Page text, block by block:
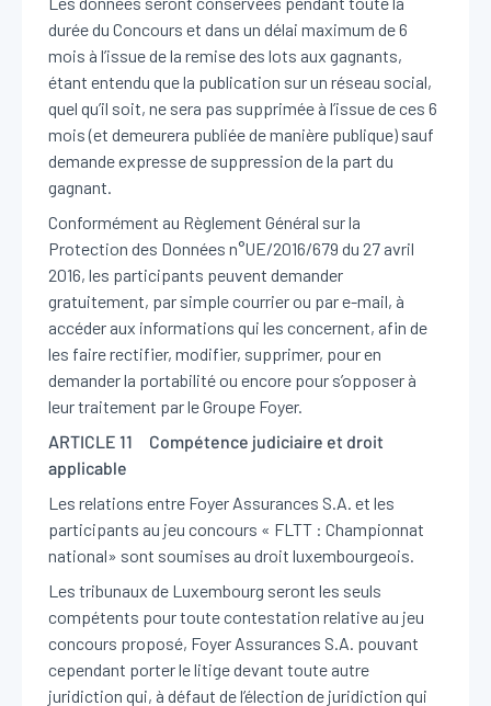
en comprenant comment vous arrivez sur notre site.
Proposer des offres et services personnalisés et en
suivre les performances. Partager des informations avec
les réseaux sociaux utilisés et vous permettre de
visualiser du contenu hébergé sur un site externe.
durée du Concours et dans un délai maximum de 6
mois à l’issue de la remise des lots aux gagnants,
étant entendu que la publication sur un réseau social,
quel qu’il soit, ne sera pas supprimée à l’issue de ces 6
mois (et demeurera publiée de manière publique) sauf
demande expresse de suppression de la part du
gagnant.
Conformément au Règlement Général sur la
Protection des Données n°UE/2016/679 du 27 avril
2016, les participants peuvent demander
gratuitement, par simple courrier ou par e-mail, à
accéder aux informations qui les concernent, afin de
les faire rectifier, modifier, supprimer, pour en
demander la portabilité ou encore pour s’opposer à
leur traitement par le Groupe Foyer.
ARTICLE 11 Compétence judiciaire et droit
applicable
Les relations entre Foyer Assurances S.A. et les
participants au jeu concours « FLTT : Championnat
national» sont soumises au droit luxembourgeois.
Les tribunaux de Luxembourg seront les seuls
compétents pour toute contestation relative au jeu
concours proposé, Foyer Assurances S.A. pouvant
cependant porter le litige devant toute autre
juridiction qui, à défaut de l’élection de juridiction qui